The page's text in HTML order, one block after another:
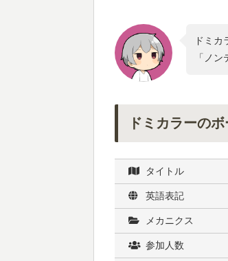
ドミ
「 ノン
ドミカラーの
タイトル
英語表記
メカニクス
参加人数